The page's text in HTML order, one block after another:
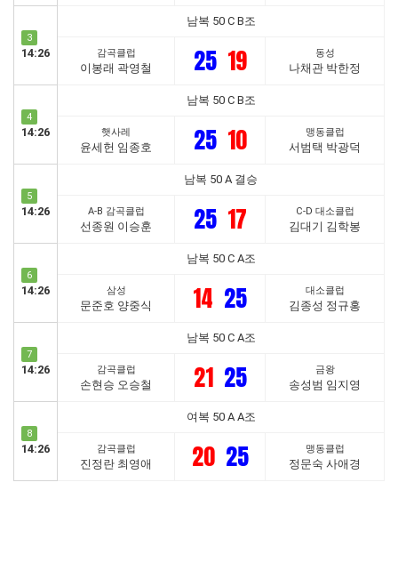
3
14:26
남복 50 C B조
감곡클럽
이봉래 곽영철 25 19 동성
나채관 박한정
4
14:26
남복 50 C B조
햇사레
윤세헌 임종호 25 10 맹동클럽
서범택 박광덕
5
14:26
남복 50 A 결승
A-B 감곡클럽
선종원 이승훈 25 17 C-D 대소클럽
김대기 김학봉
6
14:26
남복 50 C A조
삼성
문준호 양중식 14 25 대소클럽
김종성 정규홍
7
14:26
남복 50 C A조
감곡클럽
손현승 오승철 21 25 금왕
송성범 임지영
8
14:26
여복 50 A A조
감곡클럽
진정란 최영애 20 25 맹동클럽
정문숙 사애경